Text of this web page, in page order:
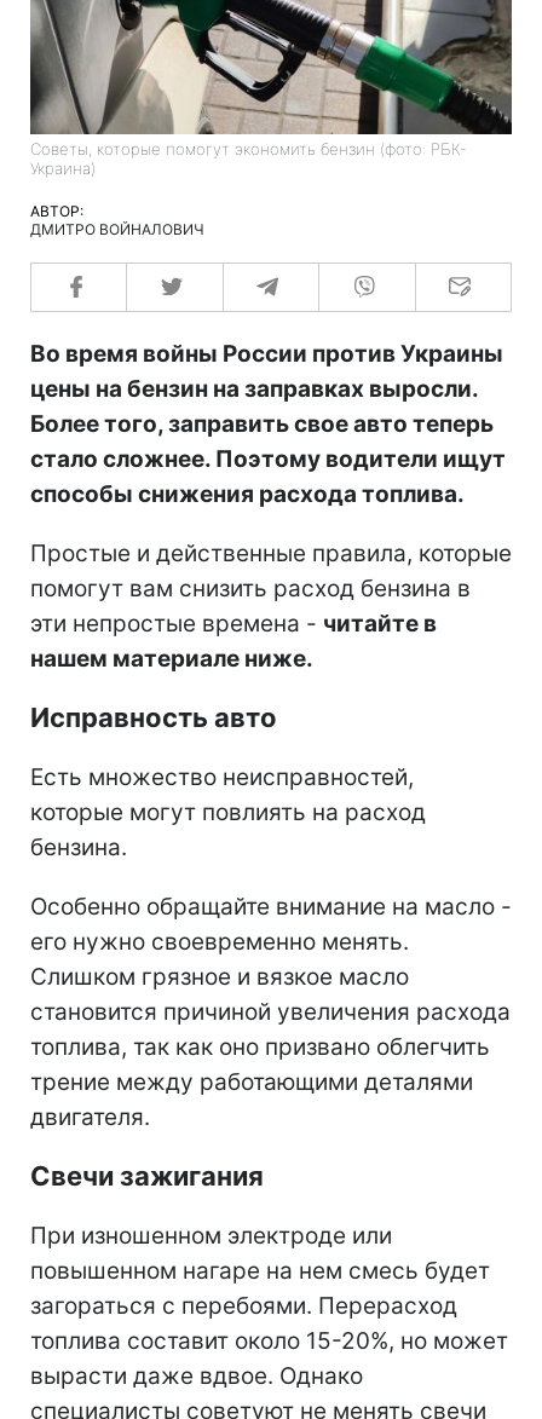
Советы, которые помогут экономить бензин (фото: РБК-
Украина)
АВТОР:
ДМИТРО ВОЙНАЛОВИЧ
Во время войны России против Украины
цены на бензин на заправках выросли.
Более того, заправить свое авто теперь
стало сложнее. Поэтому водители ищут
способы снижения расхода топлива.
Простые и действенные правила, которые
помогут вам снизить расход бензина в
эти непростые времена - читайте в
нашем материале ниже.
Исправность авто
Есть множество неисправностей,
которые могут повлиять на расход
бензина.
Особенно обращайте внимание на масло -
его нужно своевременно менять.
Слишком грязное и вязкое масло
становится причиной увеличения расхода
топлива, так как оно призвано облегчить
трение между работающими деталями
двигателя.
Свечи зажигания
При изношенном электроде или
повышенном нагаре на нем смесь будет
загораться с перебоями. Перерасход
топлива составит около 15-20%, но может
вырасти даже вдвое. Однако
специалисты советуют не менять свечи